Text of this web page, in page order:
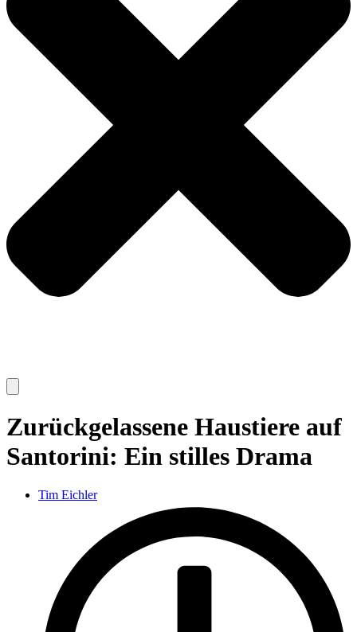
Zurückgelassene Haustiere auf
Santorini: Ein stilles Drama
Tim Eichler